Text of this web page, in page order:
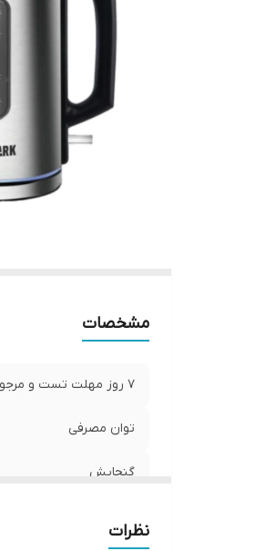
مشخصات
7 روز مهلت تست و مرجوعی
توان مصرفی
گنجایش
نظرات